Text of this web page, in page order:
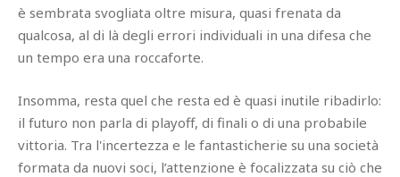
è sembrata svogliata oltre misura, quasi frenata da
qualcosa, al di là degli errori individuali in una difesa che
un tempo era una roccaforte.
Insomma, resta quel che resta ed è quasi inutile ribadirlo:
il futuro non parla di playoff, di finali o di una probabile
vittoria. Tra l'incertezza e le fantasticherie su una società
formata da nuovi soci, l’attenzione è focalizzata su ciò che